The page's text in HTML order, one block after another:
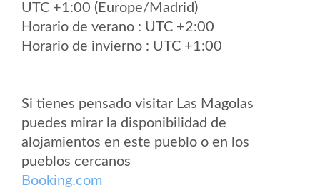
UTC +1:00 (Europe/Madrid)
Horario de verano : UTC +2:00
Horario de invierno : UTC +1:00
Si tienes pensado visitar Las Magolas
puedes mirar la disponibilidad de
alojamientos en este pueblo o en los
pueblos cercanos
Booking.com